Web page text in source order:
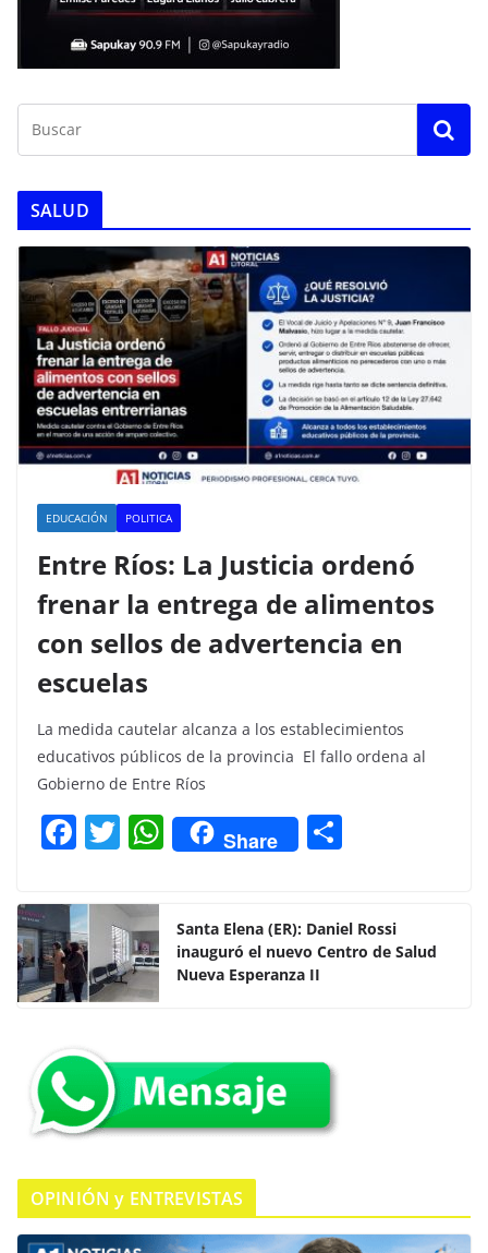
SALUD
EDUCACIÓN POLITICA
Entre Ríos: La Justicia ordenó
frenar la entrega de alimentos
con sellos de advertencia en
escuelas
La medida cautelar alcanza a los establecimientos
educativos públicos de la provincia El fallo ordena al
Gobierno de Entre Ríos
F
c
e
b
o
o
k
T
itt
er
W
h
s
A
Share
p
ar
Santa Elena (ER): Daniel Rossi
inauguró el nuevo Centro de Salud
Nueva Esperanza II
OPINIÓN y ENTREVISTAS